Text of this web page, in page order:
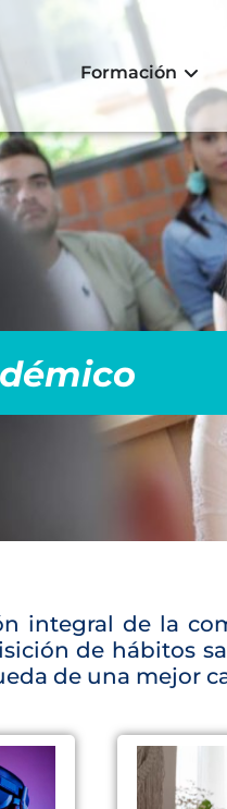
Formación
integral de la
de hábitos
de una mejor